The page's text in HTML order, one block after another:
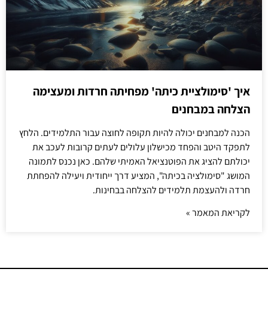
איך 'סימולציית כיתה' מפחיתה חרדות ומעצימה
הצלחה במבחנים
הכנה למבחנים יכולה להיות תקופה לחוצה עבור התלמידים. הלחץ
לתפקד היטב והפחד מכישלון עלולים לעתים קרובות לעכב את
יכולתם להציג את הפוטנציאל האמיתי שלהם. כאן נכנס לתמונה
המושג "סימולציה בכיתה", המציע דרך ייחודית ויעילה להפחתת
חרדה ולהעצמת תלמידים להצלחה בבחינות.
לקריאת המאמר »